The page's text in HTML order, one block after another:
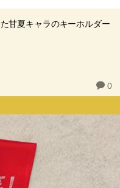
甘夏キャラのキーホルダー
0